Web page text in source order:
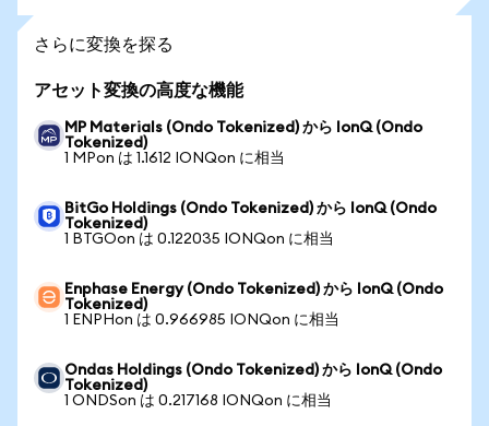
さらに変換を探る
アセット変換の高度な機能
MP Materials (Ondo Tokenized) から IonQ (Ondo
Tokenized)
1 MPon は 1.1612 IONQon に相当
BitGo Holdings (Ondo Tokenized) から IonQ (Ondo
Tokenized)
1 BTGOon は 0.122035 IONQon に相当
Enphase Energy (Ondo Tokenized) から IonQ (Ondo
Tokenized)
1 ENPHon は 0.966985 IONQon に相当
Ondas Holdings (Ondo Tokenized) から IonQ (Ondo
Tokenized)
1 ONDSon は 0.217168 IONQon に相当